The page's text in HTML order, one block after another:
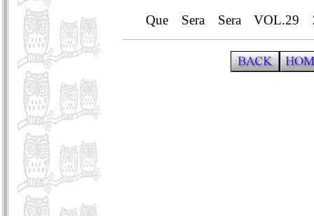
Que Sera Sera VOL.29